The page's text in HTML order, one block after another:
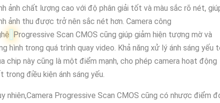
ảnh chất lượng cao với độ phân giải tốt và màu sắc rõ nét,
ảnh thu được trở nên sắc nét hơn. Camera công
Progressive Scan CMOS cũng giúp giảm hiện tượng mờ và
hình trong quá trình quay video. Khả năng xử lý ánh sáng yếu
chip này cũng là một điểm mạnh, cho phép camera hoạt động
trong điều kiện ánh sáng yếu.
nhiên,Camera Progressive Scan CMOS cũng có nhược điểm